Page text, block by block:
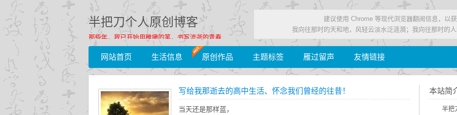
半把刀个人原创博客
那些年，我已开始用稚嫩的笔，书写流逝的青春……
建议使用 Chrome 等现代浏览器翻阅信息，以
我向往那时的天和地，风轻云淡水泛涟漪；我向往那时的人
网站首页 生活信息 原创作品 主题标签 雁过留声 友情链接
写给我那逝去的高中生活、怀念我们曾经的往昔！
当天还是那样蓝，
本站简
半把